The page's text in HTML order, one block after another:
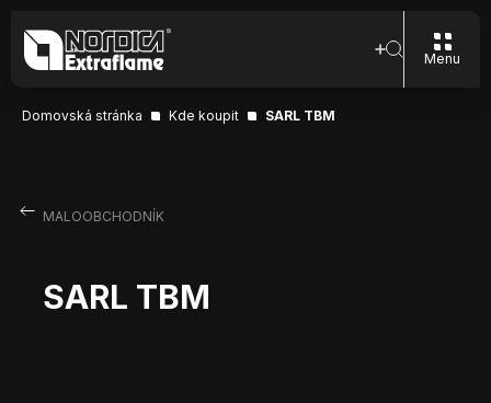
Menu
Domovská stránka Kde koupit SARL TBM
MALOOBCHODNÍK
SARL TBM